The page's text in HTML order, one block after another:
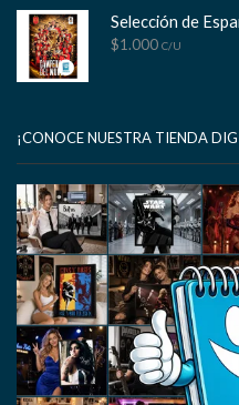
Selección de
$1.000 C/U
¡CONOCE NUESTRA TIENDA